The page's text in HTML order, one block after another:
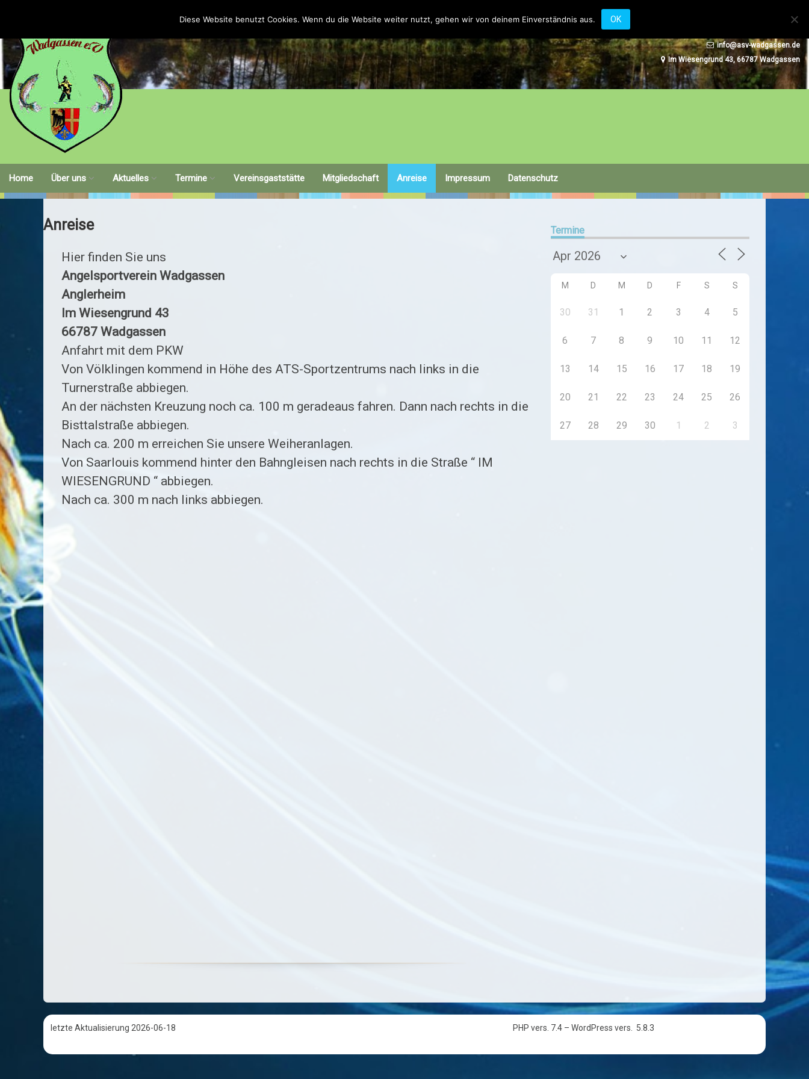
info@asv-wadgassen.de
Im Wiesengrund 43, 66787 Wadgassen
Home Über uns
Vorstand
Satzung
Aktuelles Termine Vereinsgaststätte Mitgliedschaft Anreise Impressum Datenschutz
Anreise
Hier finden Sie uns
Angelsportverein Wadgassen
Anglerheim
Im Wiesengrund 43
66787 Wadgassen
Anfahrt mit dem PKW
Von Völklingen kommend in Höhe des ATS-Sportzentrums nach links in die
Turnerstraße abbiegen.
An der nächsten Kreuzung noch ca. 100 m geradeaus fahren. Dann nach rechts in die
Bisttalstraße abbiegen.
Nach ca. 200 m erreichen Sie unsere Weiheranlagen.
Von Saarlouis kommend hinter den Bahngleisen nach rechts in die Straße “ IM
WIESENGRUND “ abbiegen.
Nach ca. 300 m nach links abbiegen.
Termine
M D M D F S S
30 31 1 2 3 4 5
6 7 8 9 10 11 12
13 14 15 16 17 18 19
20 21 22 23 24 25 26
27 28 29 30 1 2 3
letzte Aktualisierung 2026-06-18 PHP vers. 7.4 – WordPress vers. 5.8.3
Diese Website benutzt Cookies. Wenn du die Website weiter nutzt, gehen wir von deinem Einverständnis aus. OK